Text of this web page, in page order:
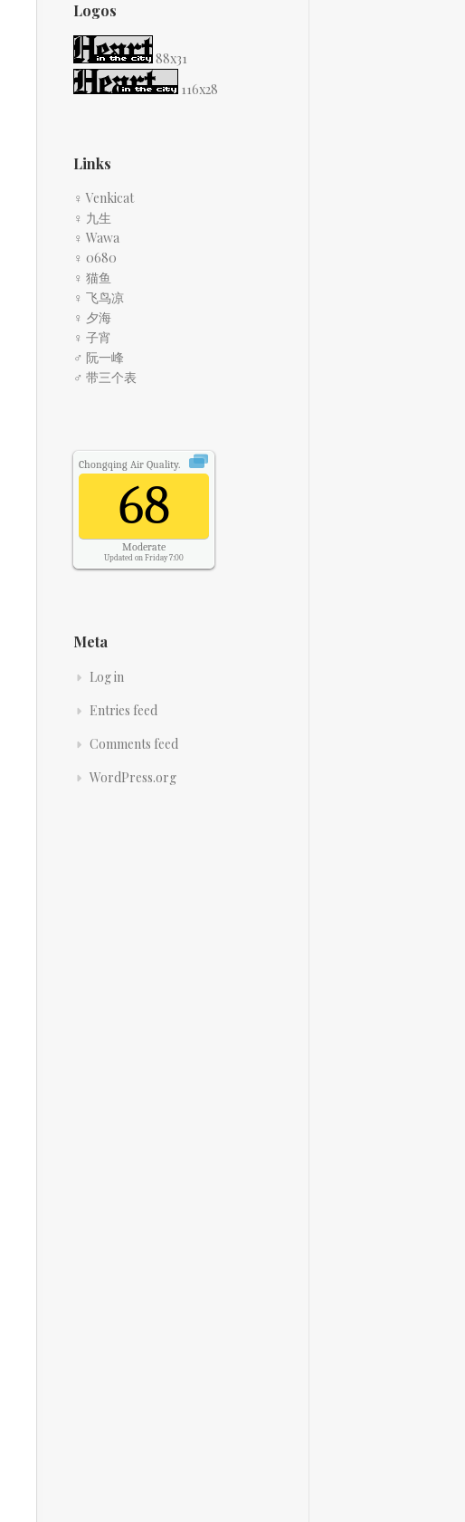
Logos
88x31
116x28
Links
♀ Venkicat
♀ 九生
♀ Wawa
♀ 0680
♀ 猫鱼
♀ 飞鸟凉
♀ 夕海
♀ 子宵
♂ 阮一峰
♂ 带三个表
Chongqing Air Quality.
68
Moderate
Updated on Friday 7:00
Meta
Log in
Entries feed
Comments feed
WordPress.org